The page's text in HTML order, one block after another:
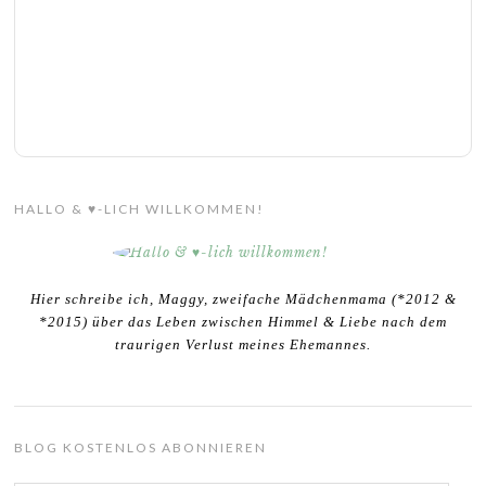
HALLO & ♥-LICH WILLKOMMEN!
Hier schreibe ich, Maggy, zweifache Mädchenmama (*2012 &
*2015) über das Leben zwischen Himmel & Liebe nach dem
traurigen Verlust meines Ehemannes.
BLOG KOSTENLOS ABONNIEREN